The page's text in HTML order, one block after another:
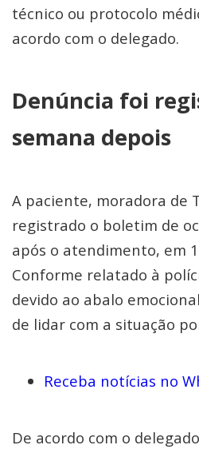
técnico ou protocolo
acordo com o delegado.
Denúncia foi
semana depois
A paciente, moradora de
registrado o boletim de
após o atendimento, em
Conforme relatado à
devido ao abalo
de lidar com a situação
Receba notícias no
De acordo com o